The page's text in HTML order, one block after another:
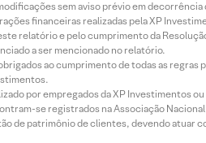
sem aviso prévio em
financeiras realizadas pela XP
relatório e pelo cumprimento da
a ser mencionado no relatório.
ao cumprimento de todas as
por empregados da XP Investimentos
se registrados na Associação
de patrimônio de clientes, devendo atuar